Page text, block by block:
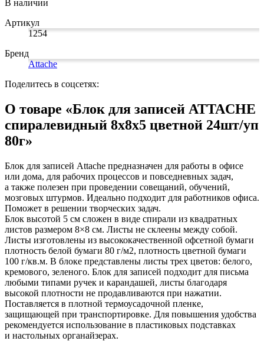
художественных работ
Инструменты и аксессуары для
графики
Цветная пористая резина и пластик
Фетр
Все товары раздела«Для учебы и
творчества»
Пакеты с петлевой и вырубной ручкой
Пакеты вакуумные
Пакеты бумажные
Рукав для запекания
Фольга пищевая
Бумага для выпечки
Самоклеющиеся крючки и полоски
Самоклеящиеся легкоудаляемые
аксессуары
Хозяйственные принадлежности
Мешки для мусора
Ящики, боксы и корзины
универсальные
Замки прочие
Ящики для инструментов
Пленки солнцезащитные для окон
Все товары раздела«Хозтовары»
Медицинские товары
Расходные материалы для мед. техники
Ортопедические товары
Инъекционные средства
Салфетки инъекционные
Иглы и шприцы
Изделия для медицинских отходов
Мешки для мусора медицинские
Контейнеры для медицинских отходов
Все товары раздела«Медицина, спецодежда
и безопасность»
В наличии
Артикул
1254
Бренд
Attache
Поделитесь в соцсетях:
О товаре «Блок для записей ATTACHE
спиралевидный 8х8х5 цветной 24шт/уп
80г»
Блок для записей Attache предназначен для работы в офисе
или дома, для рабочих процессов и повседневных задач,
а также полезен при проведении совещаний, обучений,
мозговых штурмов. Идеально подходит для работников офиса.
Поможет в решении творческих задач.
Блок высотой 5 см сложен в виде спирали из квадратных
листов размером 8×8 см. Листы не склеены между собой.
Листы изготовлены из высококачественной офсетной бумаги
плотность белой бумаги 80 г/м2, плотность цветной бумаги
100 г/кв.м. В блоке представлены листы трех цветов: белого,
кремового, зеленого. Блок для записей подходит для письма
любыми типами ручек и карандашей, листы благодаря
высокой плотности не продавливаются при нажатии.
Поставляется в плотной термоусадочной пленке,
защищающей при транспортировке. Для повышения удобства
рекомендуется использование в пластиковых подставках
и настольных органайзерах.